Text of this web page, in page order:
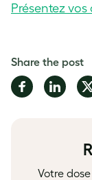
Présentez vos
Share the post
Share
on
Share
on
on
Votre